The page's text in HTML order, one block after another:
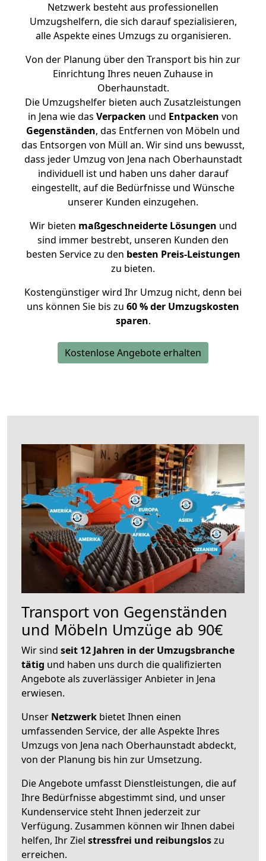
Netzwerk besteht aus professionellen
Umzugshelfern, die sich darauf spezialisieren,
alle Aspekte eines Umzugs zu organisieren.
Von der Planung über den Transport bis hin zur
Einrichtung Ihres neuen Zuhause in
Oberhaunstadt.
Die Umzugshelfer bieten auch Zusatzleistungen
in Jena wie das Verpacken und Entpacken von
Gegenständen, das Entfernen von Möbeln und
das Entsorgen von Müll an. Wir sind uns bewusst,
dass jeder Umzug von Jena nach Oberhaunstadt
individuell ist und haben uns daher darauf
eingestellt, auf die Bedürfnisse und Wünsche
unserer Kunden einzugehen.
Wir bieten maßgeschneiderte Lösungen und
sind immer bestrebt, unseren Kunden den
besten Service zu den besten Preis-Leistungen
zu bieten.
Kostengünstiger wird Ihr Umzug nicht, denn bei
uns können Sie bis zu 60 % der Umzugskosten
sparen.
Kostenlose Angebote erhalten
Transport von Gegenständen
und Möbeln Umzüge ab 90€
Wir sind seit 12 Jahren in der Umzugsbranche
tätig und haben uns durch die qualifizierten
Angebote als zuverlässiger Anbieter in Jena
erwiesen.
Unser Netzwerk bietet Ihnen einen
umfassenden Service, der alle Aspekte Ihres
Umzugs von Jena nach Oberhaunstadt abdeckt,
von der Planung bis hin zur Umsetzung.
Die Angebote umfasst Dienstleistungen, die auf
Ihre Bedürfnisse abgestimmt sind, und unser
Kundenservice steht Ihnen jederzeit zur
Verfügung. Zusammen können wir Ihnen dabei
helfen, Ihr Ziel stressfrei und reibungsloszu
erreichen.